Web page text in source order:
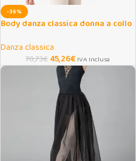
-36%
Body danza classica donna a collo
Danza classica
70,73€45,26€ IVA Inclusa